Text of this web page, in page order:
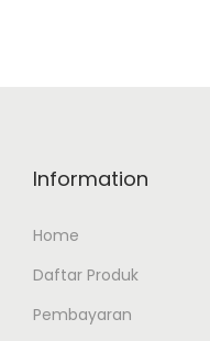
Information
Home
Daftar Produk
Pembayaran